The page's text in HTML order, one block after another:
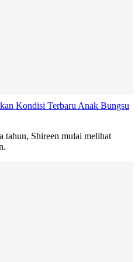
Kondisi Terbaru Anak Bungsu
tahun, Shireen mulai melihat